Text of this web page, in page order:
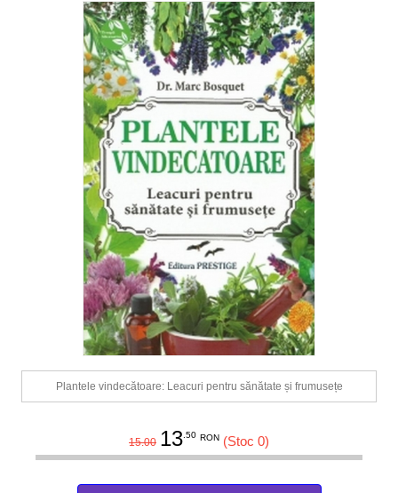
Plantele vindecătoare: Leacuri pentru sănătate și frumusețe
15.00 13.50 RON (Stoc 0)